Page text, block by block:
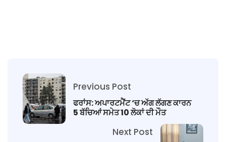
Previous Post
ਫਰਾਂਸ: ਅਪਾਰਟਮੈਂਟ ‘ਚ ਅੱਗ ਲੱਗਣ ਕਾਰਨ
5 ਬੱਚਿਆਂ ਸਮੇਤ 10 ਲੋਕਾਂ ਦੀ ਮੌਤ
Next Post